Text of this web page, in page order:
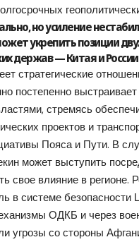
но усиление
укрепить позиции
держав — Китая и России.
стратегические
постепенно выстраивает
стремясь
проектов и
Пояса и Пути. В
может выступить
свое влияние в регионе.
в системе безопасности
ОДКБ и через
угрозы со стороны